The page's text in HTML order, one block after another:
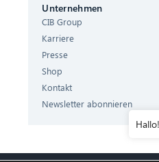
Unternehmen
CIB Group
Karriere
Presse
Shop
Kontakt
Newsletter abonnieren